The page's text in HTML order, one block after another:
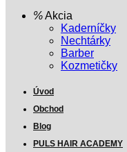
Akcia
Kaderníčky
Nechtárky
Barber
Kozmetičky
Úvod
Obchod
Blog
PULS HAIR ACADEMY